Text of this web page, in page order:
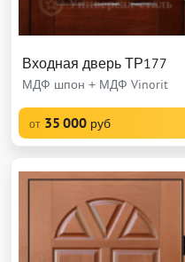
Входная дверь ТР177
МДФ шпон + МДФ Vinorit
от 35 000 руб